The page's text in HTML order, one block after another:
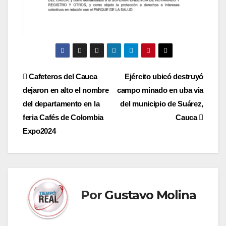
Navegación
de
entradas
Ejército ubicó destruyó
campo minado en uba via
del municipio de Suárez,
Cauca
Cafeteros del Cauca
dejaron en alto el nombre
del departamento en la
feria Cafés de Colombia
Expo2024
Por Gustavo Molina